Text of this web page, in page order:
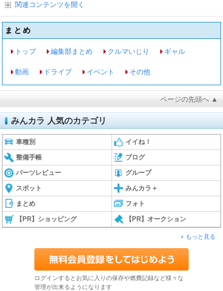
関連コンテンツを開く
まとめ
トップ 編集部まとめ クルマいじり ギャル
動画 ドライブ イベント その他
ページの先頭へ ▲
みんカラ 人気のカテゴリ
車種別 イイね！
整備手帳 ブログ
パーツレビュー グループ
スポット みんカラ＋
まとめ フォト
【PR】ショッピング 【PR】オークション
もっと見る
ログインするとお気に入りの保存や燃費記録など様々な
管理が出来るようになります